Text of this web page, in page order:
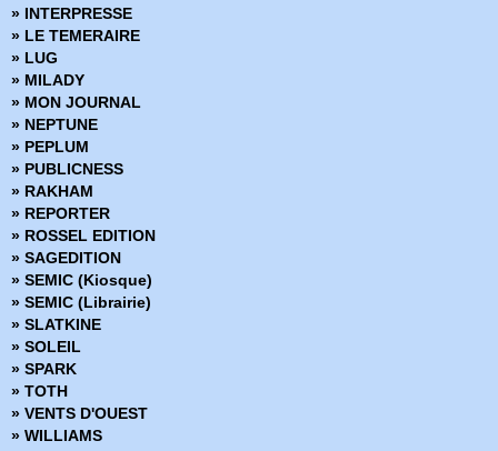
» Cosmic detective
» Créatures sacrées
» Criminal
» Damn Them All
» Damned
» Dans la nuit noire
» Dark Ride
» Darkness
» Dead Body Road
» Dead inside
» Death Sentence
» Démons
» Density
» Derniers tests avant l'apocalypse
» Des loups dans les murs
» Desperados
» Docteur Wertham
» Down
» Dracula
» Dropsie Avenue
» INTERPRESSE
» LE TEMERAIRE
» LUG
» MILADY
» MON JOURNAL
» NEPTUNE
» PEPLUM
» PUBLICNESS
» RAKHAM
» REPORTER
» ROSSEL EDITION
» SAGEDITION
» SEMIC (Kiosque)
» SEMIC (Librairie)
» SLATKINE
» SOLEIL
» SPARK
» TOTH
» VENTS D'OUEST
» WILLIAMS